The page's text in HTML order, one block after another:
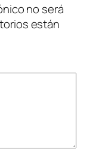
no será
están